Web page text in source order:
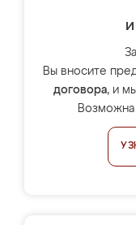
Вы вносите
договора, и
Возможна